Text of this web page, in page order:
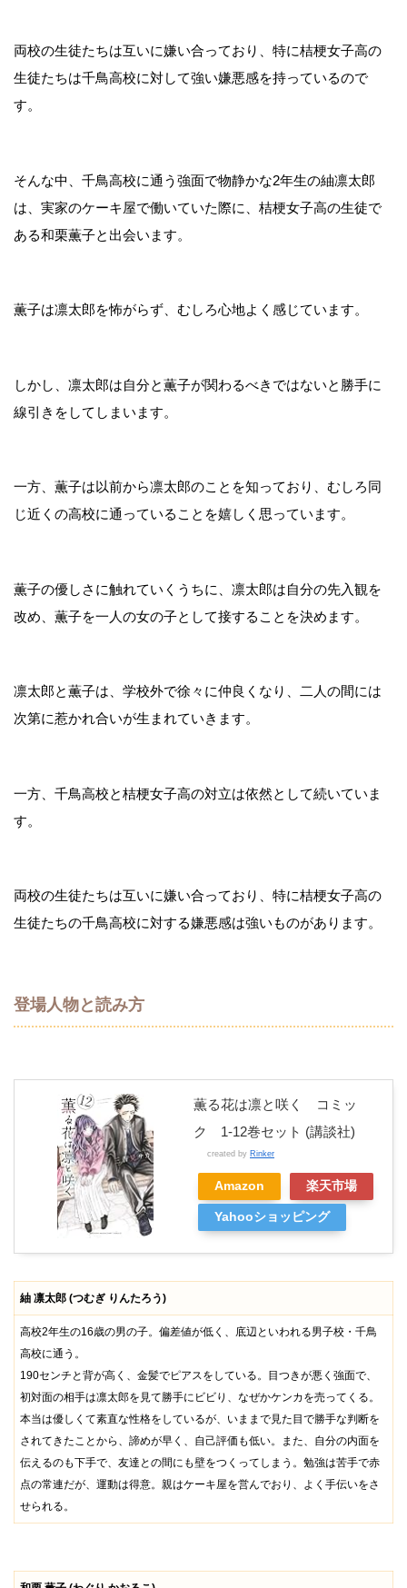
両校の生徒たちは互いに嫌い合っており、特に桔梗女子高の
生徒たちは千鳥高校に対して強い嫌悪感を持っているので
す。
そんな中、千鳥高校に通う強面で物静かな2年生の紬凛太郎
は、実家のケーキ屋で働いていた際に、桔梗女子高の生徒で
ある和栗薫子と出会います。
薫子は凛太郎を怖がらず、むしろ心地よく感じています。
しかし、凛太郎は自分と薫子が関わるべきではないと勝手に
線引きをしてしまいます。
一方、薫子は以前から凛太郎のことを知っており、むしろ同
じ近くの高校に通っていることを嬉しく思っています。
薫子の優しさに触れていくうちに、凛太郎は自分の先入観を
改め、薫子を一人の女の子として接することを決めます。
凛太郎と薫子は、学校外で徐々に仲良くなり、二人の間には
次第に惹かれ合いが生まれていきます。
一方、千鳥高校と桔梗女子高の対立は依然として続いていま
す。
両校の生徒たちは互いに嫌い合っており、特に桔梗女子高の
生徒たちの千鳥高校に対する嫌悪感は強いものがあります。
登場人物と読み方
薫る花は凛と咲く コミッ
ク 1-12巻セット (講談社)
created by Rinker
Amazon 楽天市場
Yahooショッピング
紬 凛太郎 (つむぎ りんたろう)
高校2年生の16歳の男の子。偏差値が低く、底辺といわれる男子校・千鳥
高校に通う。
190センチと背が高く、金髪でピアスをしている。目つきが悪く強面で、
初対面の相手は凛太郎を見て勝手にビビり、なぜかケンカを売ってくる。
本当は優しくて素直な性格をしているが、いままで見た目で勝手な判断を
されてきたことから、諦めが早く、自己評価も低い。また、自分の内面を
伝えるのも下手で、友達との間にも壁をつくってしまう。勉強は苦手で赤
点の常連だが、運動は得意。親はケーキ屋を営んでおり、よく手伝いをさ
せられる。